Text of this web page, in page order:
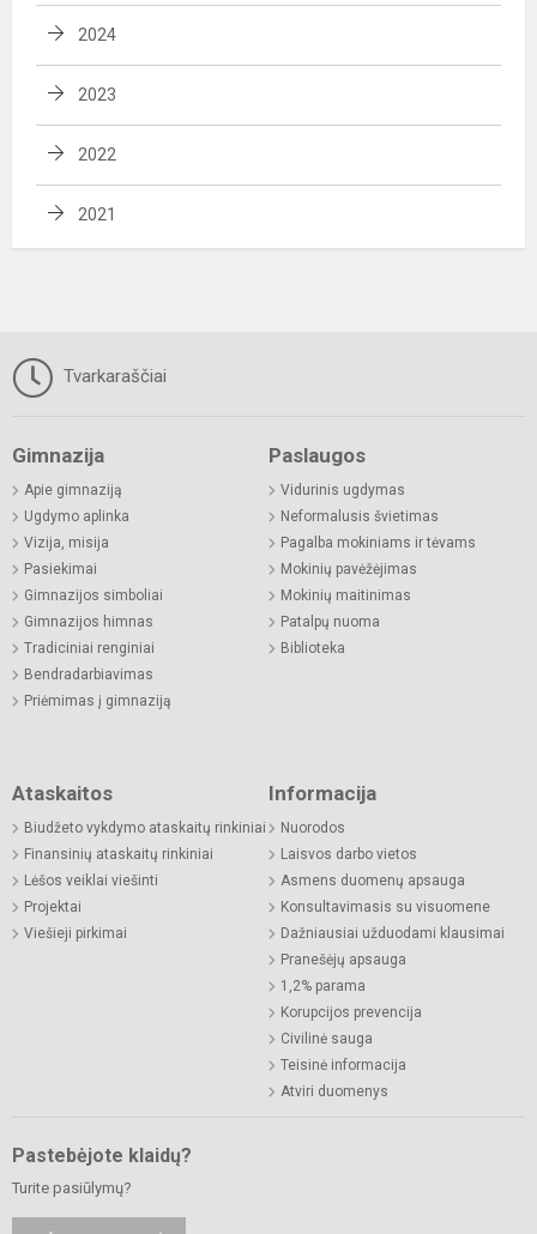
2024
2023
2022
2021
Tvarkaraščiai
Gimnazija
Apie gimnaziją
Ugdymo aplinka
Vizija, misija
Pasiekimai
Gimnazijos simboliai
Gimnazijos himnas
Tradiciniai renginiai
Bendradarbiavimas
Priėmimas į gimnaziją
Paslaugos
Vidurinis ugdymas
Neformalusis švietimas
Pagalba mokiniams ir tėvams
Mokinių pavėžėjimas
Mokinių maitinimas
Patalpų nuoma
Biblioteka
Ataskaitos
Biudžeto vykdymo ataskaitų rinkiniai
Finansinių ataskaitų rinkiniai
Lėšos veiklai viešinti
Projektai
Viešieji pirkimai
Informacija
Nuorodos
Laisvos darbo vietos
Asmens duomenų apsauga
Konsultavimasis su visuomene
Dažniausiai užduodami klausimai
Pranešėjų apsauga
1,2% parama
Korupcijos prevencija
Civilinė sauga
Teisinė informacija
Atviri duomenys
Pastebėjote klaidų?
Turite pasiūlymų?